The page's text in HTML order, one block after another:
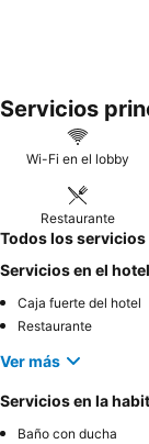
Servicios
Wi-Fi en el lobby
Restaurante
Todos los servicios
Servicios en el hotel
Caja fuerte del hotel
Restaurante
Ver más
Servicios en la
Baño con ducha